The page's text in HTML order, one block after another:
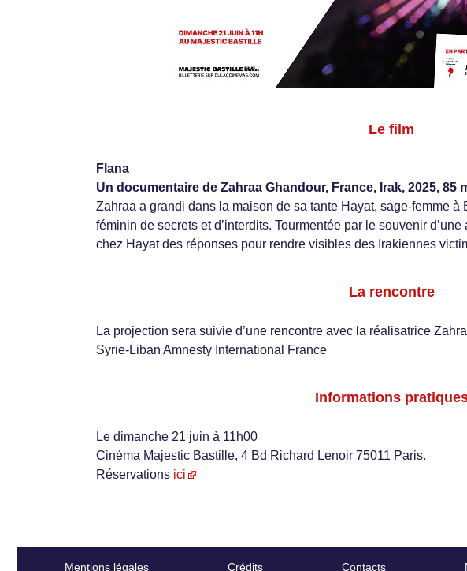
Le film
Flana
Un documentaire de Zahraa Ghandour, France, Irak, 2025, 85
Zahraa a grandi dans la maison de sa tante Hayat, sage-femme à
féminin de secrets et d’interdits. Tourmentée par le souvenir
chez Hayat des réponses pour rendre visibles des Irakiennes
La rencontre
La projection sera suivie d’une rencontre avec la réalisatrice
Syrie-Liban Amnesty International France
Informations
Le dimanche 21 juin à 11h00
Cinéma Majestic Bastille, 4 Bd Richard Lenoir 75011 Paris.
Réservations ici
Mentions légales Crédits Contacts